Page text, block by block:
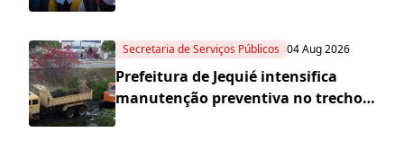
Aguiar
Secretaria de Serviços Públicos 04 Aug 2026
Prefeitura de Jequié intensifica
manutenção preventiva no trecho